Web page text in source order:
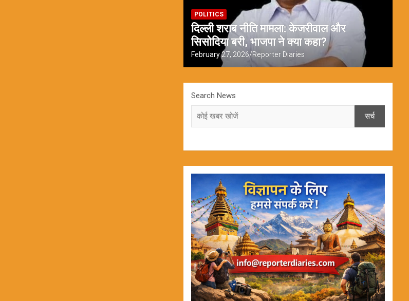
POLITICS
दिल्ली शराब नीति मामला: केजरीवाल और
सिसोदिया बरी, भाजपा ने क्या कहा?
February 27, 2026 Reporter Diaries
Search News
सर्च